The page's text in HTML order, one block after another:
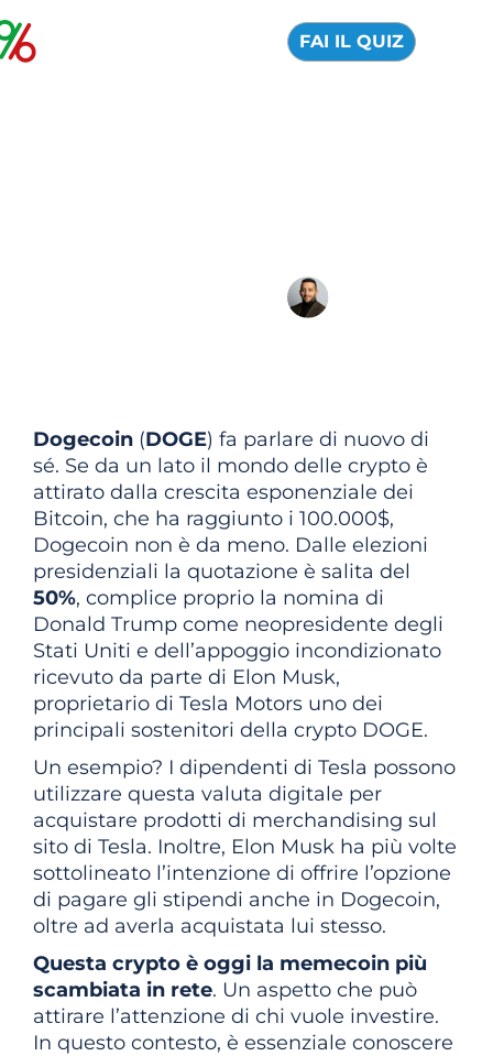
FAI IL QUIZ
Dogecoin (DOGE) fa parlare di nuovo di
sé. Se da un lato il mondo delle crypto è
attirato dalla crescita esponenziale dei
Bitcoin, che ha raggiunto i 100.000$,
Dogecoin non è da meno. Dalle elezioni
presidenziali la quotazione è salita del
50%, complice proprio la nomina di
Donald Trump come neopresidente degli
Stati Uniti e dell’appoggio incondizionato
ricevuto da parte di Elon Musk,
proprietario di Tesla Motors uno dei
principali sostenitori della crypto DOGE.
Un esempio? I dipendenti di Tesla possono
utilizzare questa valuta digitale per
acquistare prodotti di merchandising sul
sito di Tesla. Inoltre, Elon Musk ha più volte
sottolineato l’intenzione di offrire l’opzione
di pagare gli stipendi anche in Dogecoin,
oltre ad averla acquistata lui stesso.
Questa crypto è oggi la memecoin più
scambiata in rete. Un aspetto che può
attirare l’attenzione di chi vuole investire.
In questo contesto, è essenziale conoscere